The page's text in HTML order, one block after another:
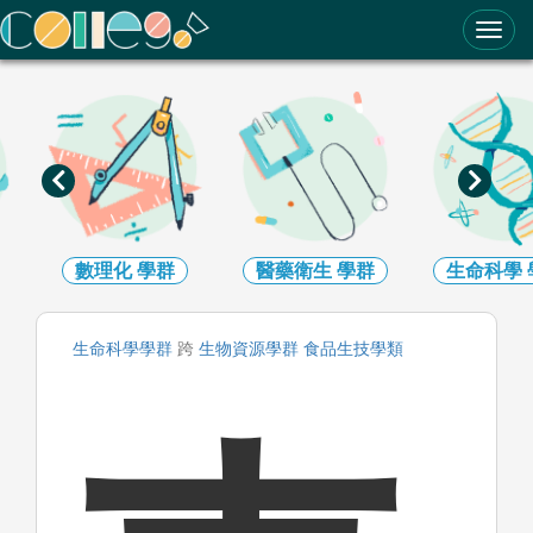
ColleGo! 大學選才與高中育才輔助系統
數理化學群 醫藥衛生 學群 生命科學
生命科學學群 跨 生物資源學群 食品生技學類